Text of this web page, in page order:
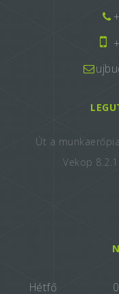
Út a
Vekop
Hétfő